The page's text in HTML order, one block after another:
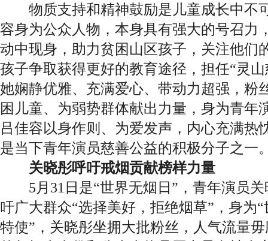
物质支持和精神鼓励是儿童成长中不
容身为公众人物，本身具有强大的号召力
动中现身，助力贫困山区孩子，关注他们
孩子争取获得更好的教育途径，担任“灵
她娴静优雅、充满爱心、带动力超强，粉
困儿童、为弱势群体献出力量，身为青年
吕佳容以身作则、为爱发声，内心充满热
是当下青年演员慈善公益的积极分子之一
关晓彤呼吁戒烟贡献榜样力量
5月31日是“世界无烟日”，青年演员关
吁广大群众“选择美好，拒绝烟草”，身为
特使”，关晓彤坐拥大批粉丝，人气流量